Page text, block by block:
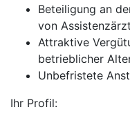
Beteiligung an
von
Attraktive
betrieblicher
Unbefristete
Ihr Profil: